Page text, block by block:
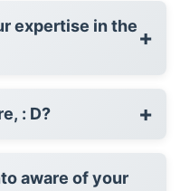
expertise in the+
on here, : D? +
aware of your